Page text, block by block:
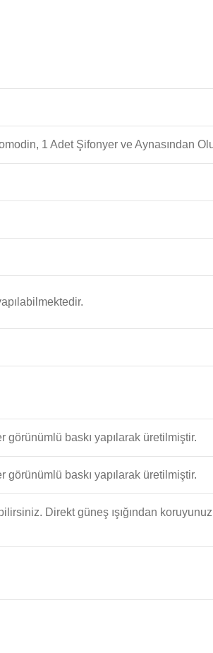
1 Adet Şifonyer ve Aynasından
baskı yapılarak üretilmiştir.
baskı yapılarak üretilmiştir.
Direkt güneş ışığından